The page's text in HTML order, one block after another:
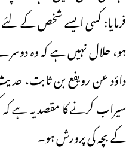
فرمایا: کسی ایسے شخص کے
ہو، حلال نہیں ہے کہ وہ
سیراب کرنے کا مقصد یہ ہے
کے بچہ کی پرورش ہو۔